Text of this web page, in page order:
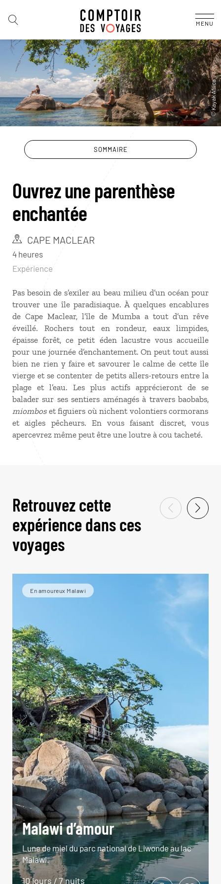
MENU
SOMMAIRE
Ouvrez une parenthèse
enchantée
CAPE MACLEAR
4 heures
Expérience
Pas besoin de s’exiler au beau milieu d’un océan pour
trouver une île paradisiaque. À quelques encablures
de Cape Maclear, l’île de Mumba a tout d’un rêve
éveillé. Rochers tout en rondeur, eaux limpides,
épaisse forêt, ce petit éden lacustre vous accueille
pour une journée d’enchantement. On peut tout aussi
bien ne rien y faire et savourer le calme de cette île
vierge et se contenter de petits allers-retours entre la
plage et l’eau. Les plus actifs apprécieront de se
balader sur ses sentiers aménagés à travers baobabs,
miomboset figuiers où nichent volontiers cormorans
et aigles pêcheurs. En vous faisant discret, vous
apercevrez même peut être une loutre à cou tacheté.
Retrouvez cette
expérience dans ces
voyages
En amoureux Malawi
Malawi d’amour
Lune de miel du parc national de Liwonde au lac
Malawi.
10 jours / 7 nuits